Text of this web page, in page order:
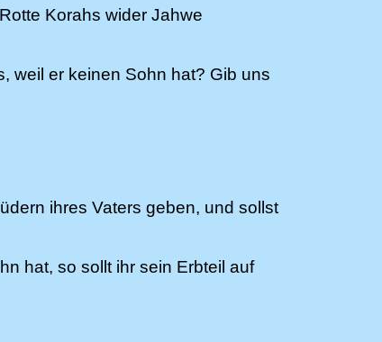
Korahs wider Jahwe
weil er keinen Sohn hat? Gib uns
ihres Vaters geben, und sollst
hat, so sollt ihr sein Erbteil auf